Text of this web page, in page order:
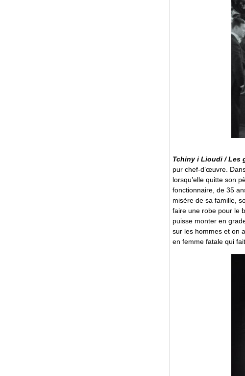
Tchiny i Lioudi / Les
pur chef-d’œuvre.
lorsqu’elle quitte son
fonctionnaire, de 35
misère de sa famille,
faire une robe pour le
puisse monter en
sur les hommes et on
en femme fatale qui